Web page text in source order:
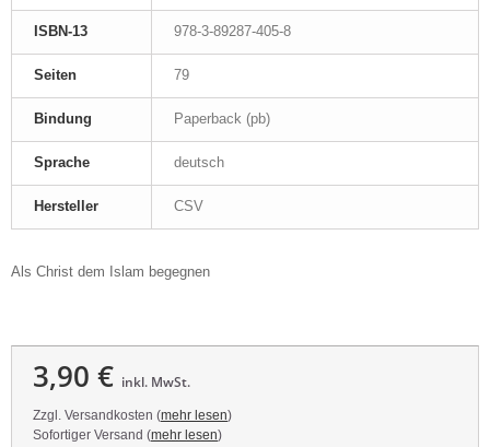
ISBN-13 978-3-89287-405-8
Seiten 79
Bindung Paperback (pb)
Sprache deutsch
Hersteller CSV
Als Christ dem Islam begegnen
3,90 € inkl. MwSt.
Zzgl. Versandkosten (mehr lesen)
Sofortiger Versand (mehr lesen)